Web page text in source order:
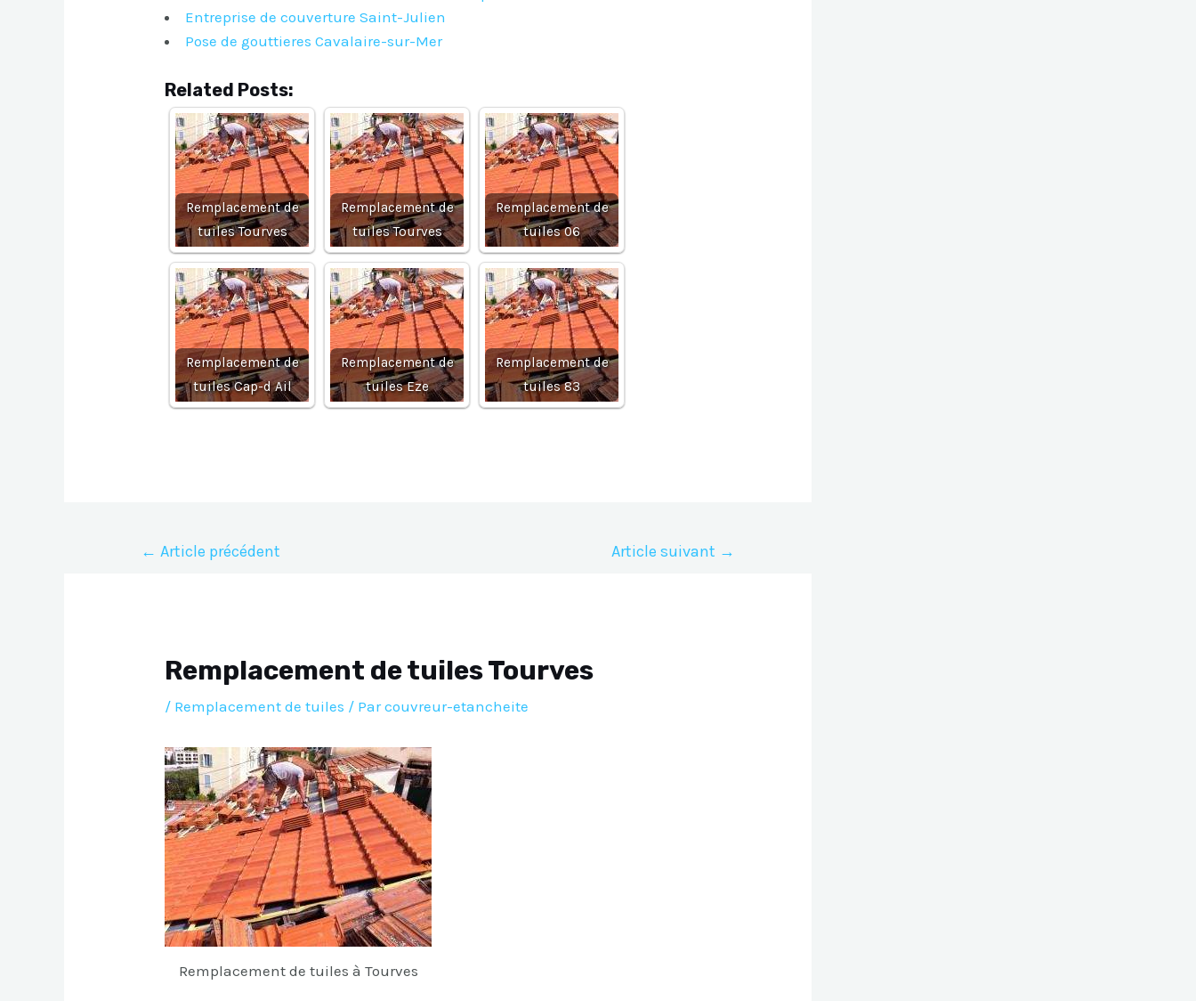
Entreprise de couverture Saint-Julien
Pose de gouttieres Cavalaire-sur-Mer
Related Posts:
Remplacement de
tuiles Tourves
Remplacement de
tuiles Tourves
Remplacement de
tuiles 06
Remplacement de
tuiles Cap-d Ail
Remplacement de
tuiles Eze
Remplacement de
tuiles 83
Navigation
← Article précédent Article suivant →
Remplacement de tuiles Tourves
/ Remplacement de tuiles / Parcouvreur-etancheite
Remplacement de tuiles à Tourves